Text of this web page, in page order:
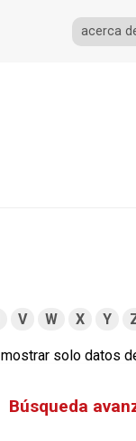
acerca
V W X Y
mostrar solo datos
Búsqueda